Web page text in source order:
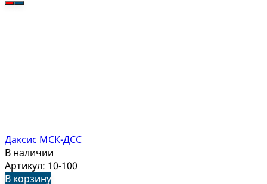
Даксис МСК-ДСС
В наличии
Артикул: 10-100
В корзину